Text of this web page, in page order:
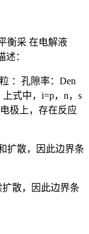
衡采 在电解液
：
：孔隙率：Den
式中，i=p，n，s
极上，存在反应
扩散，因此边界条
散，因此边界条